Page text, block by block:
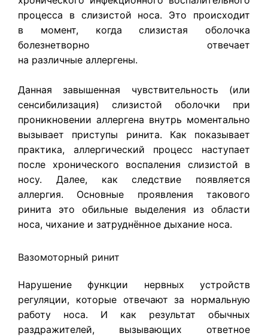
процесса в слизистой носа. Это происходит
в момент, когда слизистая оболочка
болезнетворно отвечает
на различные аллергены.
Данная завышенная чувствительность (или
сенсибилизация) слизистой оболочки при
проникновении аллергена внутрь моментально
вызывает приступы ринита. Как показывает
практика, аллергический процесс наступает
после хронического воспаления слизистой в
носу. Далее, как следствие появляется
аллергия. Основные проявления такового
ринита это обильные выделения из области
носа, чихание и затруднённое дыхание носа.
Вазомоторный ринит
Нарушение функции нервных устройств
регуляции, которые отвечают за нормальную
работу носа. И как результат обычных
раздражителей, вызывающих ответное